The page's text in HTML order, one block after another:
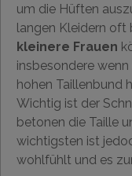
um die Hüften
langen Kleidern oft
kleinere Frauen
insbesondere
hohen Taillenbund
Wichtig ist der
betonen die Taille
wichtigsten ist
wohlfühlt und es